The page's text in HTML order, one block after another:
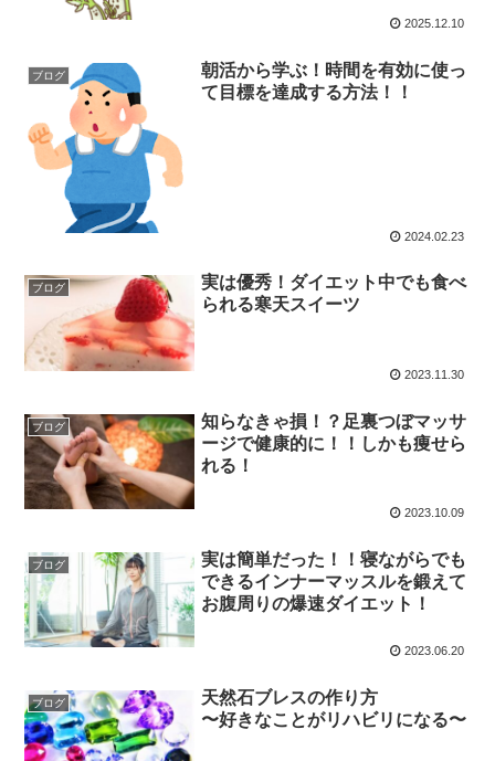
2025.12.10
ブログ
朝活から学ぶ！時間を有効に使っ
て目標を達成する方法！！
2024.02.23
ブログ
実は優秀！ダイエット中でも食べ
られる寒天スイーツ
2023.11.30
ブログ
知らなきゃ損！？足裏つぼマッサ
ージで健康的に！！しかも痩せら
れる！
2023.10.09
ブログ
実は簡単だった！！寝ながらでも
できるインナーマッスルを鍛えて
お腹周りの爆速ダイエット！
2023.06.20
ブログ
天然石ブレスの作り方
〜好きなことがリハビリになる〜